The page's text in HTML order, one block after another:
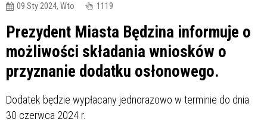
09 Sty 2024, Wto 1119
Prezydent Miasta Będzina informuje o
możliwości składania wniosków o
przyznanie dodatku osłonowego.
Dodatek będzie wypłacany jednorazowo w terminie do dnia
30 czerwca 2024 r.